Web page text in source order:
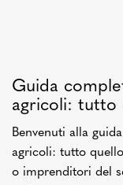
Guida
agricoli: tutto
Benvenuti alla
agricoli: tutto
o imprenditori del